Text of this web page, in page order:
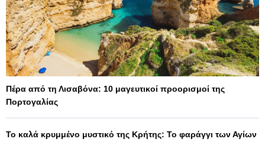
Πέρα από τη Λισαβόνα: 10 μαγευτικοί προορισμοί της
Πορτογαλίας
Το καλά κρυμμένο μυστικό της Κρήτης: Το φαράγγι των Αγίων